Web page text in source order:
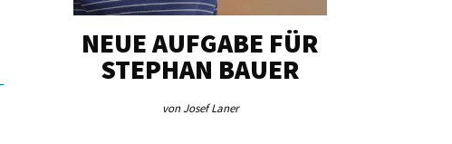
NEUE AUFGABE FÜR
STEPHAN BAUER
von Josef Laner